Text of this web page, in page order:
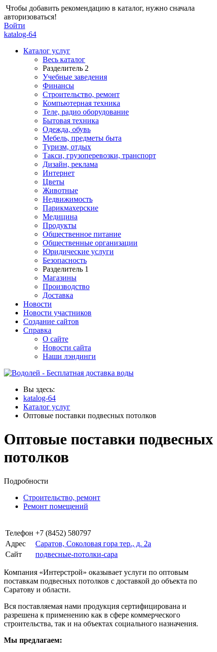
Чтобы добавить рекомендацию в каталог, нужно сначала
авторизоваться!
Войти
katalog-64
Каталог услуг
Весь каталог
Разделитель 2
Учебные заведения
Финансы
Строительство, ремонт
Компьютерная техника
Теле, радио оборудование
Бытовая техника
Одежда, обувь
Мебель, предметы быта
Туризм, отдых
Такси, грузоперевозки, транспорт
Дизайн, реклама
Интернет
Цветы
Животные
Недвижимость
Парикмахерские
Медицина
Продукты
Общественное питание
Общественные организации
Юридические услуги
Безопасность
Разделитель 1
Магазины
Производство
Доставка
Новости
Новости участников
Создание сайтов
Справка
О сайте
Новости сайта
Наши лэндинги
Вы здесь:
katalog-64
Каталог услуг
Оптовые поставки подвесных потолков
Оптовые поставки подвесных
потолков
Подробности
Строительство, ремонт
Ремонт помещений
Телефон +7 (8452) 580797
Адрес
Саратов, Соколовая гора тер., д. 2а
Сайт
подвесные-потолки-сара
Компания «Интерстрой» оказывает услуги по оптовым
поставкам подвесных потолков с доставкой до объекта по
Саратову и области.
Вся поставляемая нами продукция сертифицирована и
разрешена к применению как в сфере коммерческого
строительства, так и на объектах социального назначения.
Мы предлагаем: